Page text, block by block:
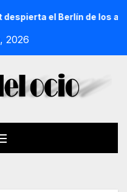
el Berlín de los años veinte
2026